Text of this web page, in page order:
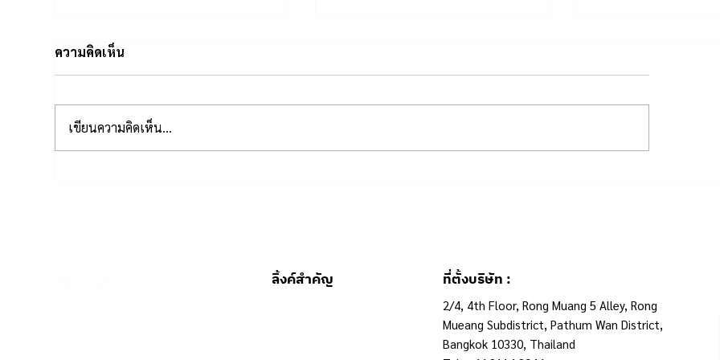
ความคิดเห็น
เขียนความคิดเห็น…
ลิ้งค์สำคัญ ที่ตั้งบริษัท :
2/4, 4th Floor, Rong Muang 5 Alley, Rong
Mueang Subdistrict, Pathum Wan District,
Bangkok 10330, Thailand